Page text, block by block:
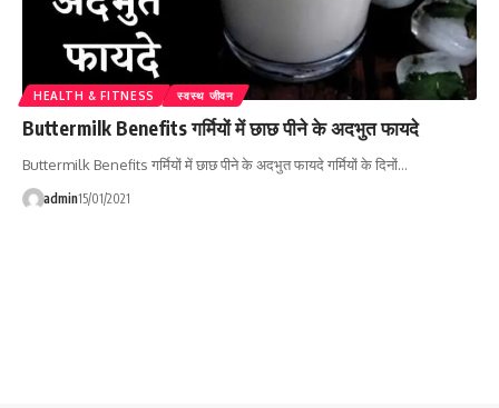
HEALTH & FITNESS स्वस्थ जीवन
Buttermilk Benefits गर्मियों में छाछ पीने के अदभुत फायदे
Buttermilk Benefits गर्मियों में छाछ पीने के अदभुत फायदे गर्मियों के दिनों…
admin15/01/2021